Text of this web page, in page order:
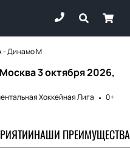
- Динамо М
3 октября 2026,
Хоккейная Лига
0+
НАШИ ПРЕИМУЩЕСТВА